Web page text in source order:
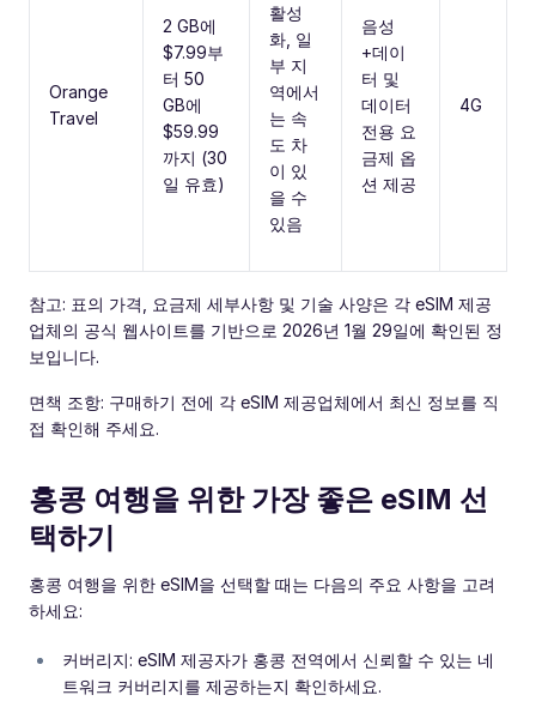
Orange
Travel
2 GB에
$7.99부
터 50
GB에
$59.99
까지 (30
일 유효)
활성
화, 일
부 지
역에서
는 속
도 차
이 있
을 수
있음
음성
+데이
터 및
데이터
전용 요
금제 옵
션 제공
4G
참고: 표의 가격, 요금제 세부사항 및 기술 사양은 각 eSIM 제공
업체의 공식 웹사이트를 기반으로 2026년 1월 29일에 확인된 정
보입니다.
면책 조항: 구매하기 전에 각 eSIM 제공업체에서 최신 정보를 직
접 확인해 주세요.
홍콩 여행을 위한 가장 좋은 eSIM 선
택하기
홍콩 여행을 위한 eSIM을 선택할 때는 다음의 주요 사항을 고려
하세요:
커버리지: eSIM 제공자가 홍콩 전역에서 신뢰할 수 있는 네
트워크 커버리지를 제공하는지 확인하세요.